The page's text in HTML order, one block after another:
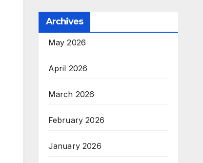
Archives
May 2026
April 2026
March 2026
February 2026
January 2026